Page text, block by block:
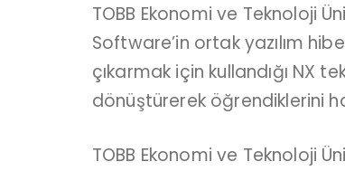
TOBB Ekonomi ve Teknoloji
Software’in ortak yazılım
çıkarmak için kullandığı NX
dönüştürerek öğrendiklerini
TOBB Ekonomi ve Teknoloji